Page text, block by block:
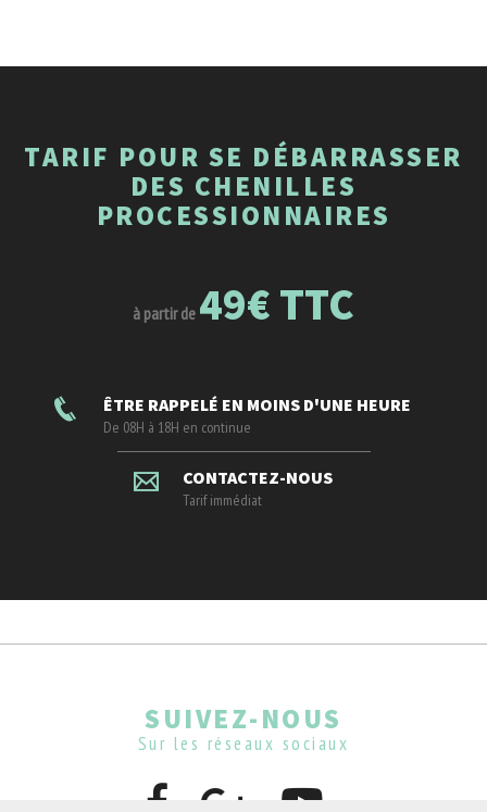
TARIF POUR SE DÉBARRASSER
DES CHENILLES
PROCESSIONNAIRES
à partir de 49€ TTC
ÊTRE RAPPELÉ EN MOINS D'UNE HEURE
De 08H à 18H en continue
CONTACTEZ-NOUS
Tarif immédiat
SUIVEZ-NOUS
Sur les réseaux sociaux